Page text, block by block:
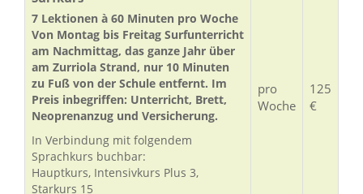
7 Lektionen à 60 Minuten pro Woche
Von Montag bis Freitag Surfunterricht
am Nachmittag, das ganze Jahr über
am Zurriola Strand, nur 10 Minuten
zu Fuß von der Schule entfernt. Im
Preis inbegriffen: Unterricht, Brett,
Neoprenanzug und Versicherung.
In Verbindung mit folgendem
Sprachkurs buchbar:
Hauptkurs, Intensivkurs Plus 3,
Starkurs 15
pro
Woche
125
€